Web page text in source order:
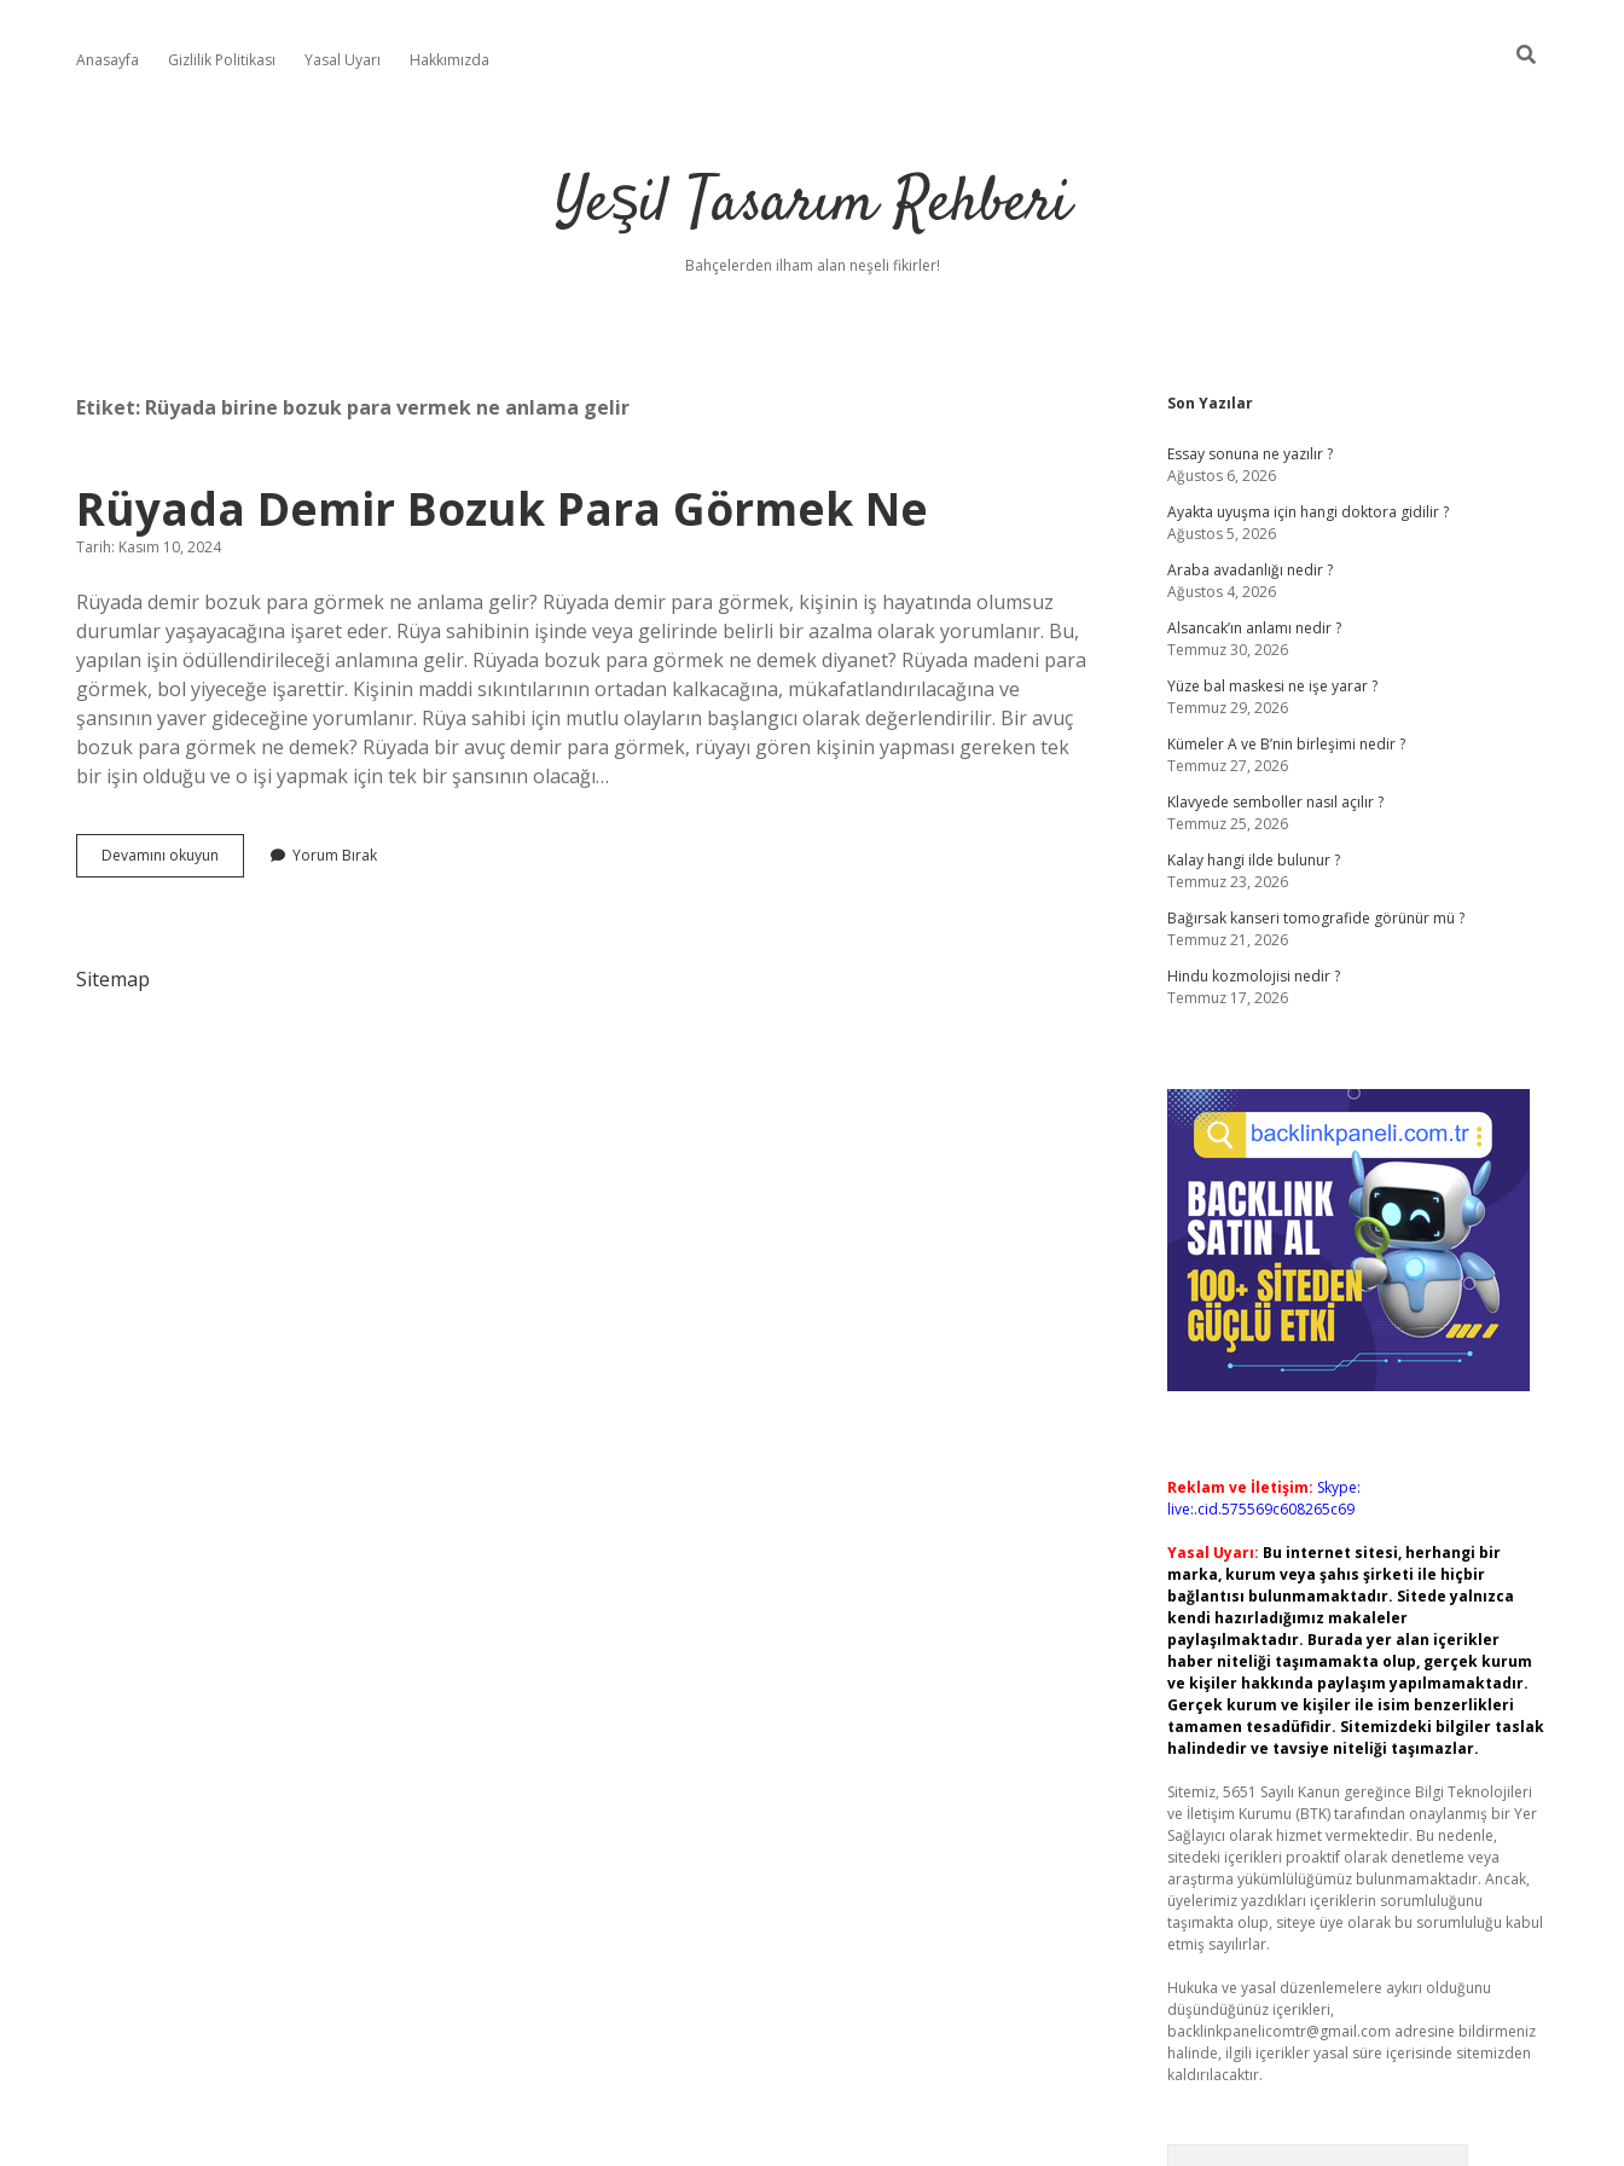
Anasayfa Gizlilik Politikası Yasal Uyarı Hakkımızda
Yeşil Tasarım Rehberi
Bahçelerden ilham alan neşeli fikirler!
Etiket: Rüyada birine bozuk para vermek ne anlama gelir
Rüyada Demir Bozuk Para Görmek Ne
Tarih: Kasım 10, 2024
Rüyada demir bozuk para görmek ne anlama gelir? Rüyada demir para görmek, kişinin iş hayatında olumsuz
durumlar yaşayacağına işaret eder. Rüya sahibinin işinde veya gelirinde belirli bir azalma olarak yorumlanır. Bu,
yapılan işin ödüllendirileceği anlamına gelir. Rüyada bozuk para görmek ne demek diyanet? Rüyada madeni para
görmek, bol yiyeceğe işarettir. Kişinin maddi sıkıntılarının ortadan kalkacağına, mükafatlandırılacağına ve
şansının yaver gideceğine yorumlanır. Rüya sahibi için mutlu olayların başlangıcı olarak değerlendirilir. Bir avuç
bozuk para görmek ne demek? Rüyada bir avuç demir para görmek, rüyayı gören kişinin yapması gereken tek
bir işin olduğu ve o işi yapmak için tek bir şansının olacağı…
Devamını okuyun
Demir
Yorum Bırak
Sitemap
Sidebar
Son Yazılar
Essay sonuna ne yazılır ?
Ağustos 6, 2026
Ayakta uyuşma için hangi doktora gidilir ?
Ağustos 5, 2026
Araba avadanlığı nedir ?
Ağustos 4, 2026
Alsancak’ın anlamı nedir ?
Temmuz 30, 2026
Yüze bal maskesi ne işe yarar ?
Temmuz 29, 2026
Kümeler A ve B’nin birleşimi nedir ?
Temmuz 27, 2026
Klavyede semboller nasıl açılır ?
Temmuz 25, 2026
Kalay hangi ilde bulunur ?
Temmuz 23, 2026
Bağırsak kanseri tomografide görünür mü ?
Temmuz 21, 2026
Hindu kozmolojisi nedir ?
Temmuz 17, 2026
Reklam ve İletişim: Skype:
live:.cid.575569c608265c69
Yasal Uyarı: Bu internet sitesi, herhangi bir
marka, kurum veya şahıs şirketi ile hiçbir
bağlantısı bulunmamaktadır. Sitede yalnızca
kendi hazırladığımız makaleler
paylaşılmaktadır. Burada yer alan içerikler
haber niteliği taşımamakta olup, gerçek kurum
ve kişiler hakkında paylaşım yapılmamaktadır.
Gerçek kurum ve kişiler ile isim benzerlikleri
tamamen tesadüfidir. Sitemizdeki bilgiler taslak
halindedir ve tavsiye niteliği taşımazlar.
Sitemiz, 5651 Sayılı Kanun gereğince Bilgi Teknolojileri
ve İletişim Kurumu (BTK) tarafından onaylanmış bir Yer
Sağlayıcı olarak hizmet vermektedir. Bu nedenle,
sitedeki içerikleri proaktif olarak denetleme veya
araştırma yükümlülüğümüz bulunmamaktadır. Ancak,
üyelerimiz yazdıkları içeriklerin sorumluluğunu
taşımakta olup, siteye üye olarak bu sorumluluğu kabul
etmiş sayılırlar.
Hukuka ve yasal düzenlemelere aykırı olduğunu
düşündüğünüz içerikleri,
backlinkpanelicomtr@gmail.com adresine bildirmeniz
halinde, ilgili içerikler yasal süre içerisinde sitemizden
kaldırılacaktır.